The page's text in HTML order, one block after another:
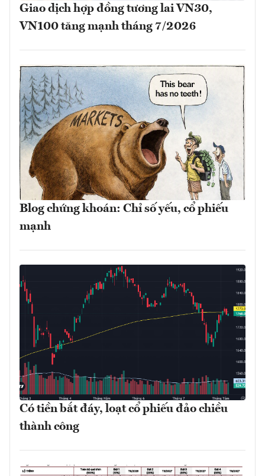
Giao dịch hợp đồng tương lai VN30,
VN100 tăng mạnh tháng 7/2026
Blog chứng khoán: Chỉ số yếu, cổ phiếu
mạnh
Có tiền bắt đáy, loạt cổ phiếu đảo chiều
thành công